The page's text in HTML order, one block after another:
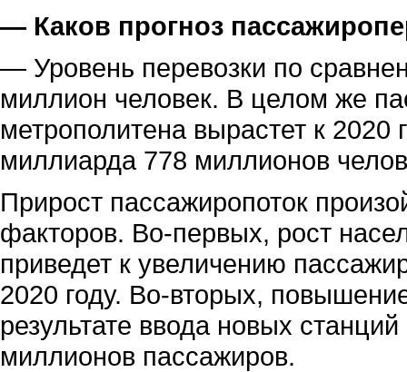
— Каков прогноз
— Уровень перевозки по
миллион человек. В целом же
метрополитена вырастет к 2020
миллиарда 778 миллионов
Прирост пассажиропоток
факторов. Во-первых, рост
приведет к увеличению
2020 году. Во-вторых,
результате ввода новых
миллионов пассажиров.